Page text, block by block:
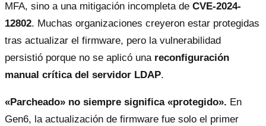
MFA, sino a una mitigación incompleta de CVE-2024-
12802. Muchas organizaciones creyeron estar protegidas
tras actualizar el firmware, pero la vulnerabilidad
persistió porque no se aplicó una reconfiguración
manual crítica del servidor LDAP.
«Parcheado» no siempre significa «protegido». En
Gen6, la actualización de firmware fue solo el primer